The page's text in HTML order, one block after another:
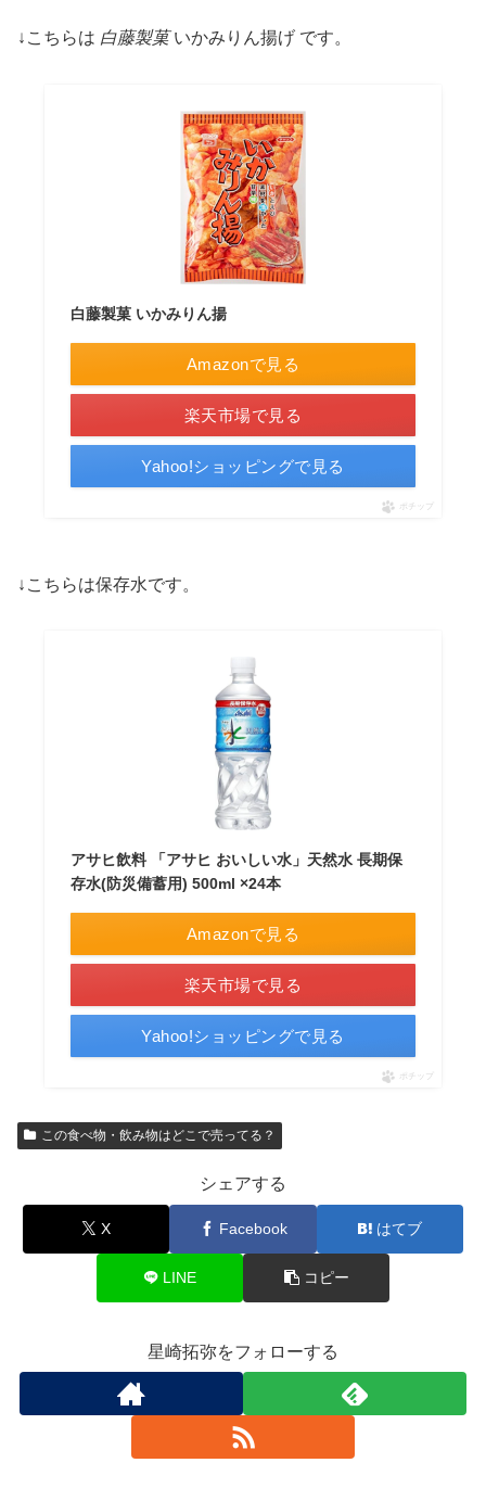
↓こちらは 白藤製菓いかみりん揚げ です。
白藤製菓 いかみりん揚
Amazonで見る
楽天市場で見る
Yahoo!ショッピングで見る
ポチップ
↓こちらは保存水です。
アサヒ飲料 「アサヒ おいしい水」天然水 長期保
存水(防災備蓄用) 500ml ×24本
Amazonで見る
楽天市場で見る
Yahoo!ショッピングで見る
ポチップ
この食べ物・飲み物はどこで売ってる？
シェアする
X Facebook はてブ
LINE コピー
星崎拓弥をフォローする